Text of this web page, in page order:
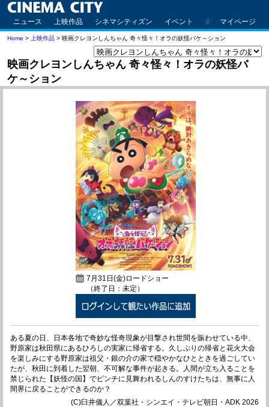
ニュース 上映作品 シネマシティズン イベント 劇場案内 アク
マイページ
Home > 上映作品 > 映画クレヨンしんちゃん 奇々怪々！オラの妖怪バケ～ション
映画クレヨンしんちゃん 奇々怪々！オラの妖怪バ
ケ～ション
7月31日(金)ロードショー
（終了日：未定）
ある夏の日、日本各地で奇妙な怪奇現象が目撃され世間を賑わせている中、
野原家は秋田県にあるひろしの実家に帰省する。久しぶりの帰省と花火大会
を楽しみにする野原家は祖父・銀の介の家で穏やかなひとときを過ごしてい
たが、秋田に到着した翌朝、不可解な事件が起きる。人間が立ち入ることを
禁じられた【妖怪の国】でピンチに見舞われるしんのすけたちは、無事に人
間界に戻ることができるのか？
(C)臼井儀人／双葉社・シンエイ・テレビ朝日・ADK 2026